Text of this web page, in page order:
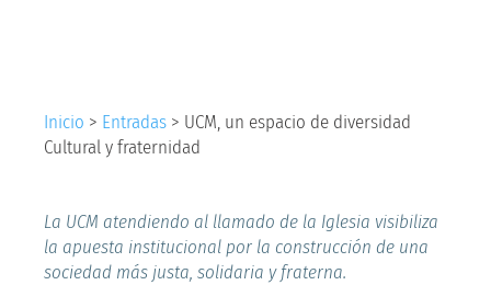
Inicio > Entradas > UCM, un espacio de diversidad
Cultural y fraternidad
La UCM atendiendo al llamado de la Iglesia visibiliza
la apuesta institucional por la construcción de una
sociedad más justa, solidaria y fraterna.